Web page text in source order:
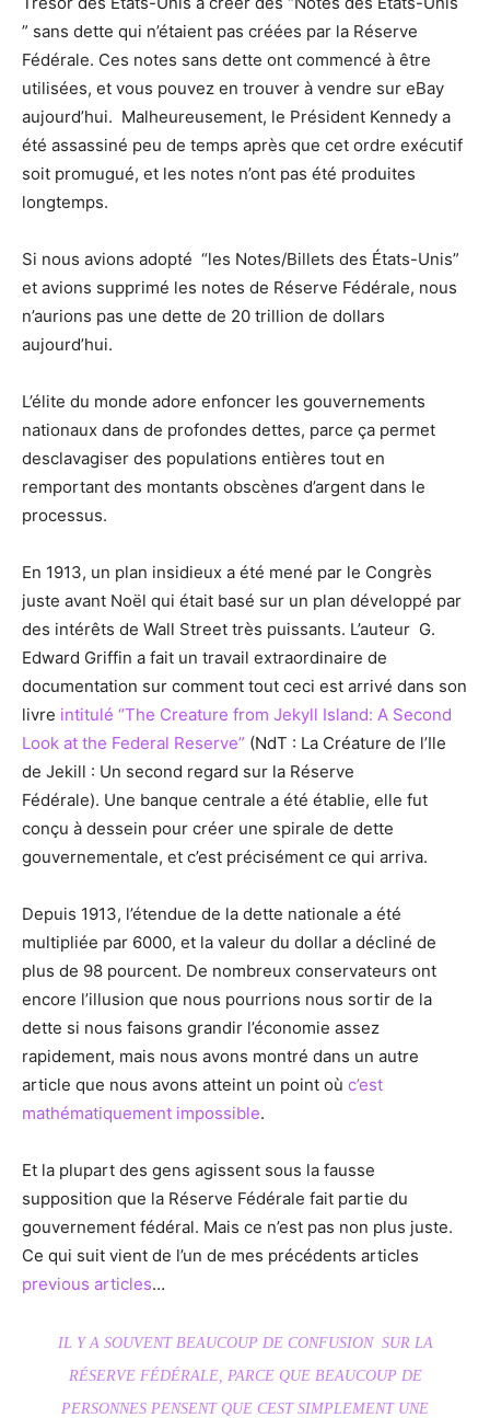
” sans dette qui n’étaient pas créées par la Réserve
Fédérale. Ces notes sans dette ont commencé à être
utilisées, et vous pouvez en trouver à vendre sur eBay
aujourd’hui. Malheureusement, le Président Kennedy a
été assassiné peu de temps après que cet ordre exécutif
soit promugué, et les notes n’ont pas été produites
longtemps.
Si nous avions adopté “les Notes/Billets des États-Unis”
et avions supprimé les notes de Réserve Fédérale, nous
n’aurions pas une dette de 20 trillion de dollars
aujourd’hui.
L’élite du monde adore enfoncer les gouvernements
nationaux dans de profondes dettes, parce ça permet
desclavagiser des populations entières tout en
remportant des montants obscènes d’argent dans le
processus.
En 1913, un plan insidieux a été mené par le Congrès
juste avant Noël qui était basé sur un plan développé par
des intérêts de Wall Street très puissants. L’auteur G.
Edward Griffin a fait un travail extraordinaire de
documentation sur comment tout ceci est arrivé dans son
livre intitulé “The Creature from Jekyll Island: A Second
Look at the Federal Reserve” (NdT : La Créature de l’Ile
de Jekill : Un second regard sur la Réserve
Fédérale). Une banque centrale a été établie, elle fut
conçu à dessein pour créer une spirale de dette
gouvernementale, et c’est précisément ce qui arriva.
Depuis 1913, l’étendue de la dette nationale a été
multipliée par 6000, et la valeur du dollar a décliné de
plus de 98 pourcent. De nombreux conservateurs ont
encore l’illusion que nous pourrions nous sortir de la
dette si nous faisons grandir l’économie assez
rapidement, mais nous avons montré dans un autre
article que nous avons atteint un point où c’est
mathématiquement impossible.
Et la plupart des gens agissent sous la fausse
supposition que la Réserve Fédérale fait partie du
gouvernement fédéral. Mais ce n’est pas non plus juste.
Ce qui suit vient de l’un de mes précédents articles
previous articles…
IL Y A SOUVENT BEAUCOUP DE CONFUSION SUR LA
RÉSERVE FÉDÉRALE, PARCE QUE BEAUCOUP DE
PERSONNES PENSENT QUE CEST SIMPLEMENT UNE